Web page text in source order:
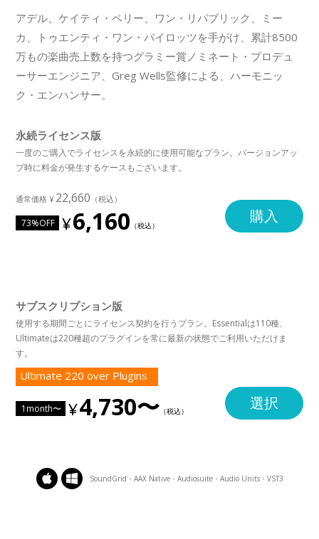
アデル、ケイティ・ペリー、ワン・リパブリック、ミー
カ、トゥエンティ・ワン・パイロッツを手がけ、累計8500
万もの楽曲売上数を持つグラミー賞ノミネート・プロデュ
ーサーエンジニア、Greg Wells監修による、ハーモニッ
ク・エンハンサー。
永続ライセンス版
一度のご購入でライセンスを永続的に使用可能なプラン。バージョンアッ
プ時に料金が発生するケースもございます。
22,660
73%OFF 6,160 購入
サブスクリプション版
使用する期間ごとにライセンス契約を行うプラン。Essentialは110種、
Ultimateは220種超のプラグインを常に最新の状態でご利用いただけま
す。
Ultimate 220 over Plugins
1month〜 4,730〜 選択
SoundGrid・AAX Native・Audiosuite・Audio Units・VST3